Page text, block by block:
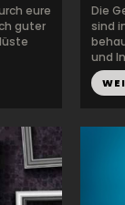
eure
guter
Die
sind
und